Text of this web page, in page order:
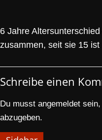
6 Jahre
zusammen, seit sie 15 ist
Schreibe einen
Du musst angemeldet
abzugeben.